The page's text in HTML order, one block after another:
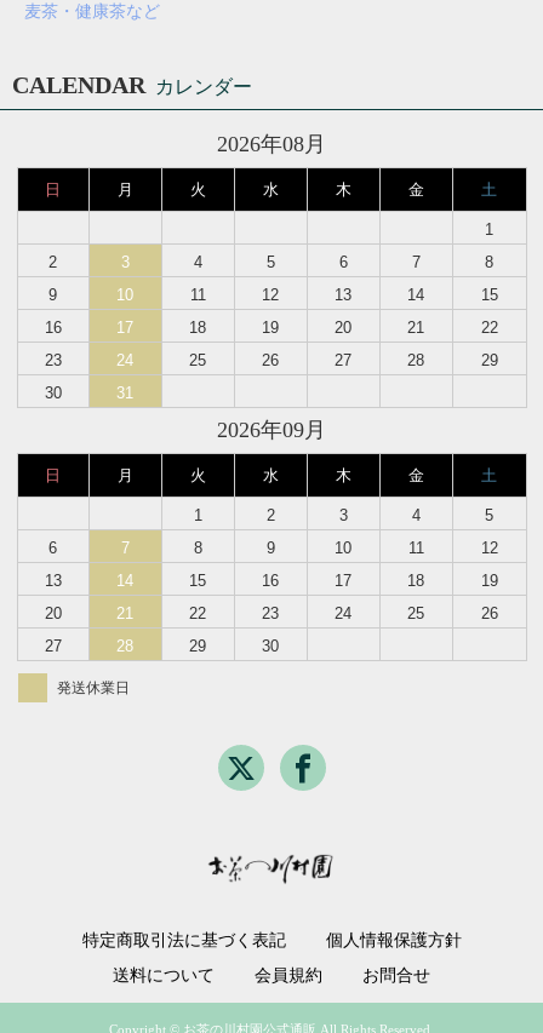
麦茶・健康茶など
CALENDAR カレンダー
2026年08月
日 月 火 水 木 金 土
1
2
3 4 5 6 7
8
9
10 11 12 13 14
15
16
17 18 19 20 21
22
23
24 25 26 27 28
29
30
31
2026年09月
日 月 火 水 木 金 土
1 2 3 4
5
6
7 8 9 10 11
12
13
14 15 16 17 18
19
20
21 22 23 24 25
26
27
28 29 30
発送休業日
特定商取引法に基づく表記
個人情報保護方針
送料について
会員規約 お問合せ
Copyright © お茶の川村園公式通販 All Rights Reserved.